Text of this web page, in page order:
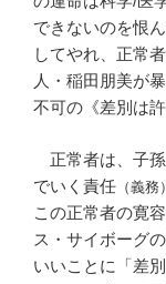
できないのを恨
してやれ、正常
人・稲田朋美が
不可の《差別は
正常者は、子
でいく責任 （義務）
この正常者の寛
ス・サイボーグ
いいことに「差